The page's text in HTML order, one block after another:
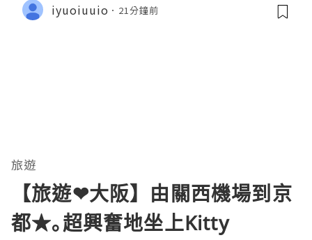
iyuoiuuio 21分鐘前
旅遊
【旅遊❤大阪】由關西機場到京
都★｡超興奮地坐上Kitty